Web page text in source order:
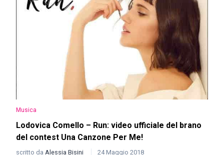
Musica
Lodovica Comello – Run: video ufficiale del brano
del contest Una Canzone Per Me!
scritto da Alessia Bisini 24 Maggio 2018